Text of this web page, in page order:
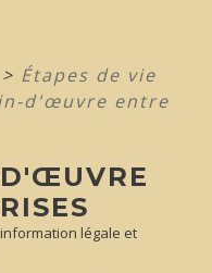
> Étapes de vie
d'œuvre entre
légale et